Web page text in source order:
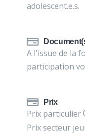
adolescent.e.s.
A l'issue de la
participation
Prix
Prix particulier
Prix secteur